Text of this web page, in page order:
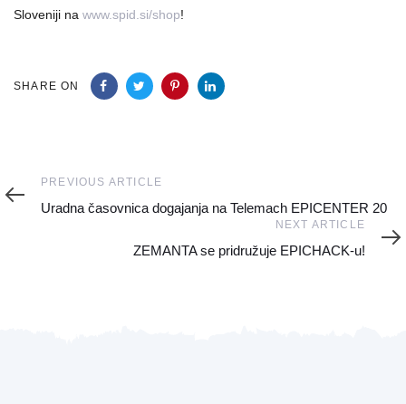
Sloveniji na www.spid.si/shop!
SHARE ON
Previous
PREVIOUS ARTICLE
Uradna časovnica dogajanja na Telemach EPICENTER 20
NEXT ARTICLE
ZEMANTA se pridružuje EPICHACK-u!